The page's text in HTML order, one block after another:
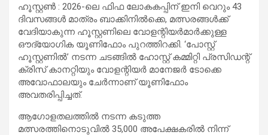
ഹൂസ്റ്റൺ : 2026-ലെ ഫിഫ ലോകകപ്പിന് ഇനി വെറും 43
ദിവസങ്ങൾ മാത്രം ബാക്കിനിൽക്കെ, മത്സരങ്ങൾക്ക്
വേദിയാകുന്ന ഹൂസ്റ്റണിലെ വോളന്റിയർമാർക്കുള്ള
ഔദ്യോഗിക യൂണിഫോം പുറത്തിറക്കി. ‘പോസ്റ്റ്
ഹൂസ്റ്റണിൽ’ നടന്ന ചടങ്ങിൽ ഹോസ്റ്റ് കമ്മിറ്റി പ്രസിഡന്റ്
ക്രിസ് കാനറ്റിയും വോളന്റിയർ മാനേജർ ടോക്കെ
അവോഫാലയും ചേർന്നാണ് യൂണിഫോം
അവതരിപ്പിച്ചത്.
ആഗോളതലത്തിൽ നടന്ന കടുത്ത
മത്സരത്തിനൊടുവിൽ 35,000 അപേക്ഷകരിൽ നിന്ന്